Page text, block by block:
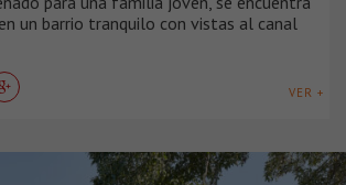
un barrio tranquilo con vistas al canal
VER +